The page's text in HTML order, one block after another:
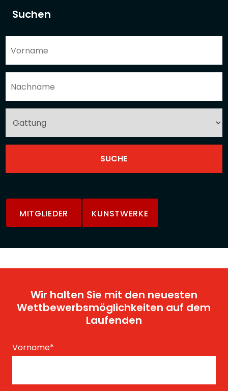
Suchen
MITGLIEDER KUNSTWERKE
Wir halten Sie mit den neuesten
Wettbewerbsmöglichkeiten auf dem
Laufenden
Vorname*